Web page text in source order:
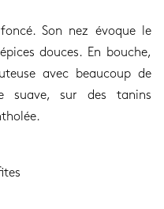
Son nez évoque le
douces. En bouche,
avec beaucoup de
suave, sur des tanins